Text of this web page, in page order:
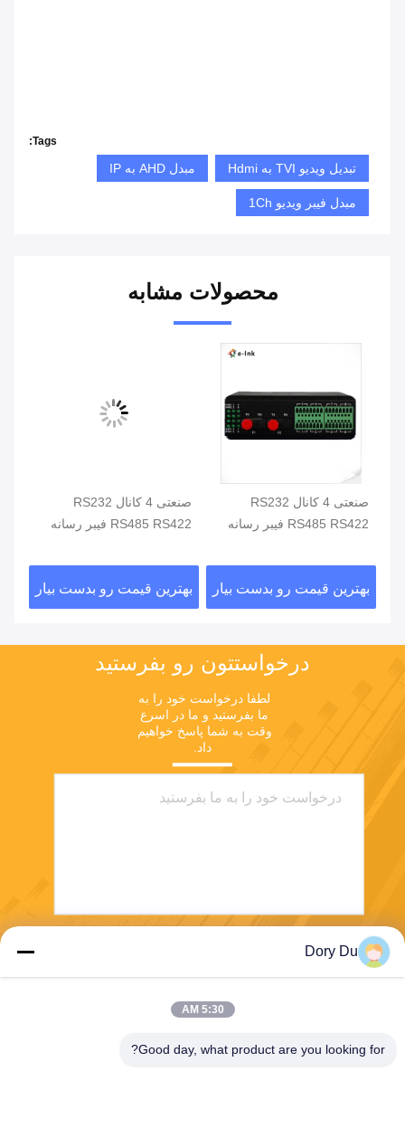
Tags:
تبدیل ویدیو TVI به Hdmi مبدل AHD به IP
مبدل فیبر ویدیو 1Ch
محصولات مشابه
صنعتی 4 کانال RS232
RS485 RS422 فیبر رسانه
بهترین قیمت رو بدست بیار
صنعتی 4 کانال RS232
RS485 RS422 فیبر رسانه
بهترین قیمت رو بدست بیار
درخواستتون رو بفرستيد
ما بفرستید و ما در اسرع
داد.
Dory Du
5:30 AM
Good day, what product are you looking for?